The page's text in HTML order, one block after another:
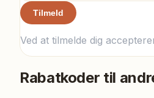
Tilmeld
Ved at tilmelde dig
Rabatkoder til